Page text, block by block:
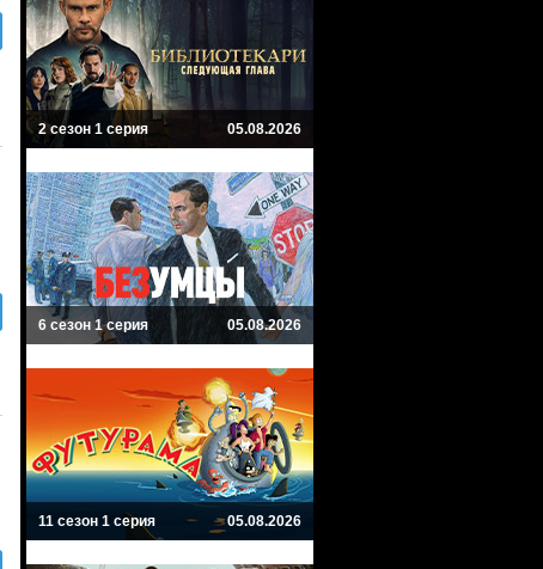
2 сезон 1 серия 05.08.2026
6 сезон 1 серия 05.08.2026
11 сезон 1 серия 05.08.2026